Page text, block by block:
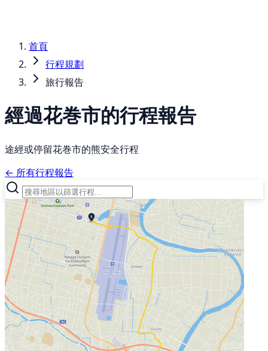
首頁
行程規劃
旅行報告
經過花巻市的行程報告
途經或停留花巻市的熊安全行程
← 所有行程報告